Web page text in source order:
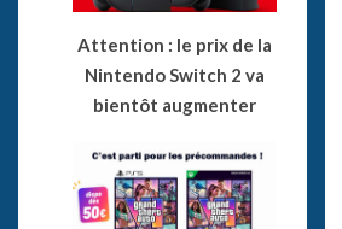
Attention : le prix de la
Nintendo Switch 2 va
bientôt augmenter